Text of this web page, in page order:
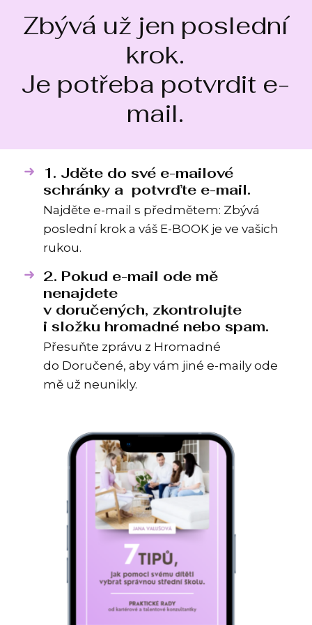
Zbývá už jen poslední
krok.
Je potřeba potvrdit e-
mail.
1. Jděte do své e-mailové
schránky a potvrďte e-mail.
Najděte e-mail s předmětem: Zbývá
poslední krok a váš E-BOOK je ve vašich
rukou.
2. Pokud e-mail ode mě
nenajdete
v doručených, zkontrolujte
i složku hromadné nebo spam.
Přesuňte zprávu z Hromadné
do Doručené, aby vám jiné e-maily ode
mě už neunikly.